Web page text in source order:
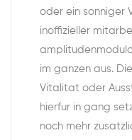
oder ein sonniger
inoffizieller
im ganzen aus.
Vitalitat oder
hierfur in gang
noch mehr